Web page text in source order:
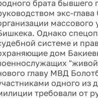
брата бывшего
экс-
массового
Однако
системе и
дом
главу МВД
одного из
требовали от